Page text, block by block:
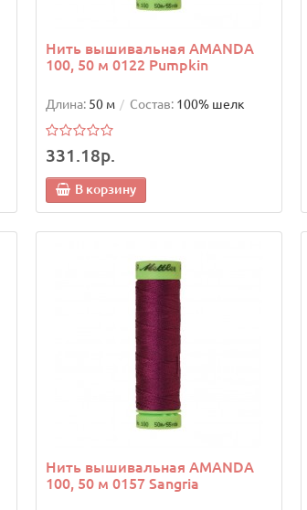
Нить вышивальная AMANDA
100, 50 м 0122 Pumpkin
Длина: 50 м Состав: 100% шелк
331.18р.
В корзину
Нить вышивальная AMANDA
100, 50 м 0157 Sangria